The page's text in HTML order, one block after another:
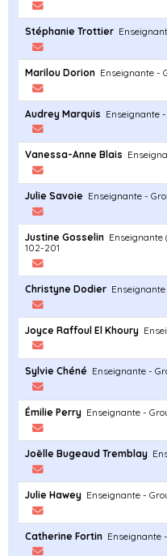
Stéphanie Trottier
Marilou Dorion Enseignante -
Audrey Marquis Enseignante
Vanessa-Anne Blais
Julie Savoie Enseignante -
Justine Gosselin Enseignante
102-201
Christyne Dodier
Joyce Raffoul El Khoury
Sylvie Chéné Enseignante -
Émilie Perry Enseignante -
Joëlle Bugeaud Tremblay
Julie Hawey Enseignante -
Catherine Fortin Enseignante